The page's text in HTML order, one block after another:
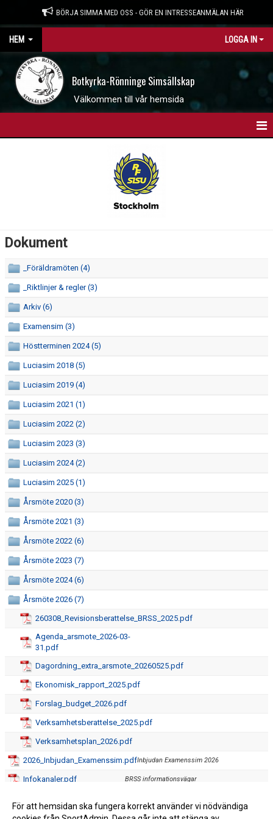
BÖRJA SIMMA MED OSS - GÖR EN INTRESSEANMÄLAN HÄR
HEM LOGGA IN
Botkyrka-Rönninge Simsällskap
Välkommen till vår hemsida
BILDGALLERI
DOKUMENT
Dokument
_Föräldramöten (4)
_Riktlinjer & regler (3)
Arkiv (6)
Examensim (3)
Höstterminen 2024 (5)
Luciasim 2018 (5)
Luciasim 2019 (4)
Luciasim 2021 (1)
Luciasim 2022 (2)
Luciasim 2023 (3)
Luciasim 2024 (2)
Luciasim 2025 (1)
Årsmöte 2020 (3)
Årsmöte 2021 (3)
Årsmöte 2022 (6)
Årsmöte 2023 (7)
Årsmöte 2024 (6)
Årsmöte 2026 (7)
260308_Revisionsberattelse_BRSS_2025.pdf
Agenda_arsmote_2026-03-
31.pdf
Dagordning_extra_arsmote_20260525.pdf
Ekonomisk_rapport_2025.pdf
Forslag_budget_2026.pdf
Verksamhetsberattelse_2025.pdf
Verksamhetsplan_2026.pdf
2026_Inbjudan_Examenssim.pdfInbjudan Examenssim 2026
Infokanaler.pdf BRSS informationsvägar
För att hemsidan ska fungera korrekt använder vi nödvändiga